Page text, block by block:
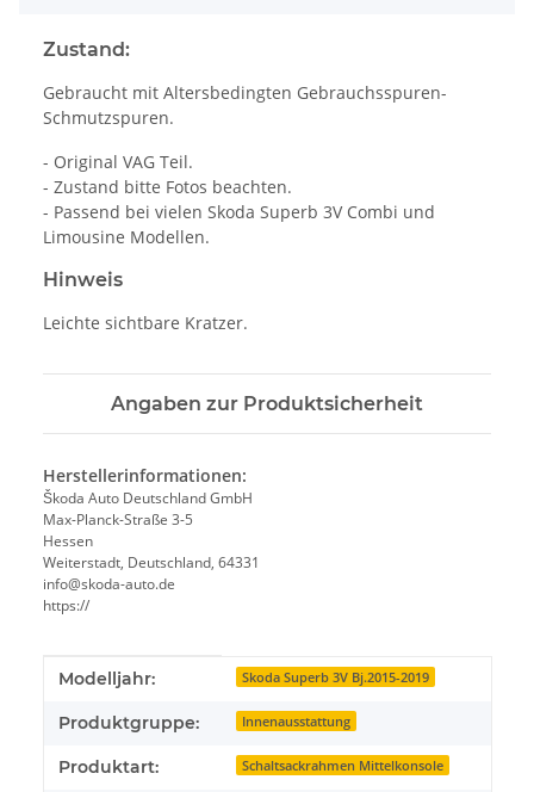
Zustand:
Gebraucht mit Altersbedingten Gebrauchsspuren-
Schmutzspuren.
- Original VAG Teil.
- Zustand bitte Fotos beachten.
- Passend bei vielen Skoda Superb 3V Combi und
Limousine Modellen.
Hinweis
Leichte sichtbare Kratzer.
Angaben zur Produktsicherheit
Herstellerinformationen:
Škoda Auto Deutschland GmbH
Max-Planck-Straße 3-5
Hessen
Weiterstadt, Deutschland, 64331
info@skoda-auto.de
https://
Produkteigenschaft
Wert
Modelljahr: Skoda Superb 3V Bj.2015-2019
Produktgruppe: Innenausstattung
Produktart: Schaltsackrahmen Mittelkonsole